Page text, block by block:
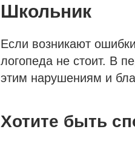
Школьник
Если возникают
логопеда не стоит. В
этим нарушениям и
Хотите быть